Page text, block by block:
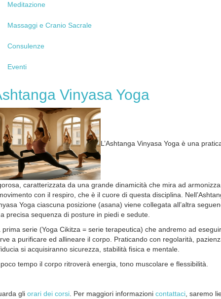
Meditazione
Massaggi e Cranio Sacrale
Consulenze
Eventi
Vinyasa Yoga
L’Ashtanga Vinyasa Yoga è una
caratterizzata da una grande dinamicità che mira ad
con il respiro, che è il cuore di questa disciplina.
Yoga ciascuna posizione (asana) viene collegata all’altra
precisa sequenza di posture in piedi e sedute.
prima serie (Yoga Cikitza = serie terapeutica) che andremo ad
a purificare ed allineare il corpo. Praticando con regolarità,
si acquisiranno sicurezza, stabilità fisica e mentale.
tempo il corpo ritroverà energia, tono muscolare e flessibilità.
gli orari dei corsi . Per maggiori informazioni contattaci , saremo